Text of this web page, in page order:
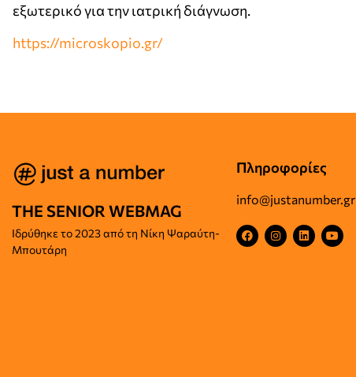
εξωτερικό για την ιατρική διάγνωση.
https://microskopio.gr/
THE SENIOR WEBMAG
Iδρύθηκε το2023 από τη Νίκη Ψαραύτη-
Μπουτάρη
Πληροφορίες
info@justanumber.gr